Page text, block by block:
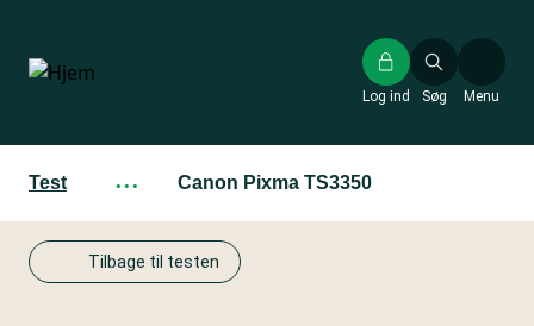
hovedindhold
Søg
Log ind Menu
Test ··· Canon Pixma TS3350
Tilbage til testen